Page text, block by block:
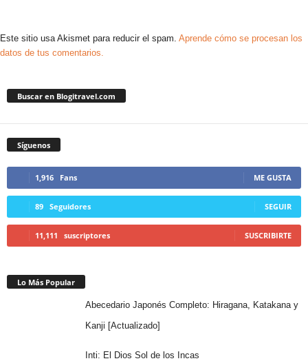
Este sitio usa Akismet para reducir el spam. Aprende cómo se procesan los
datos de tus comentarios.
Buscar en Blogitravel.com
Síguenos
1,916 Fans ME GUSTA
89 Seguidores SEGUIR
11,111 suscriptores SUSCRIBIRTE
Lo Más Popular
Abecedario Japonés Completo: Hiragana, Katakana y
Kanji [Actualizado]
Inti: El Dios Sol de los Incas